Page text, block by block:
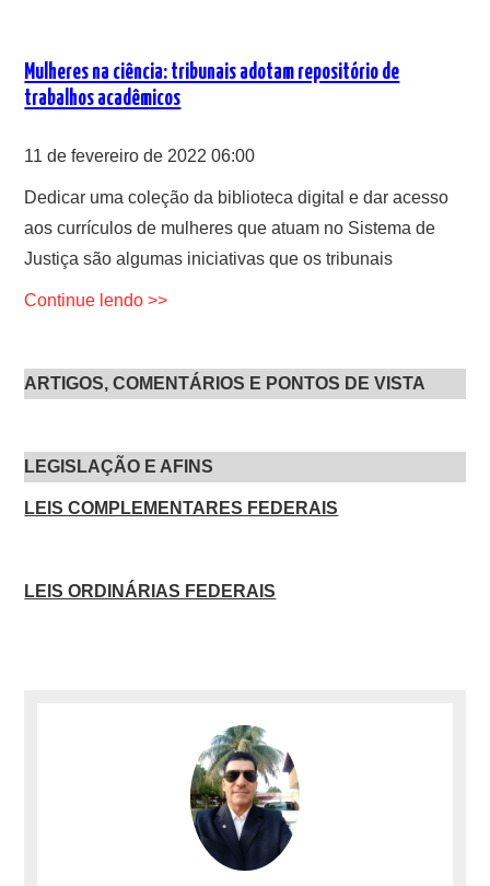
Mulheres na ciência: tribunais adotam repositório de
trabalhos acadêmicos
11 de fevereiro de 2022 06:00
Dedicar uma coleção da biblioteca digital e dar acesso
aos currículos de mulheres que atuam no Sistema de
Justiça são algumas iniciativas que os tribunais
Continue lendo >>
ARTIGOS, COMENTÁRIOS E PONTOS DE VISTA
LEGISLAÇÃO E AFINS
LEIS COMPLEMENTARES FEDERAIS
LEIS ORDINÁRIAS FEDERAIS